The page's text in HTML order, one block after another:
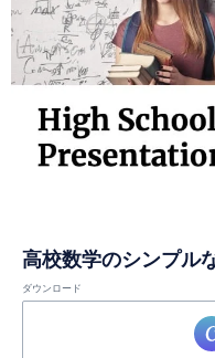
高校数学のシンプル
ダウンロード